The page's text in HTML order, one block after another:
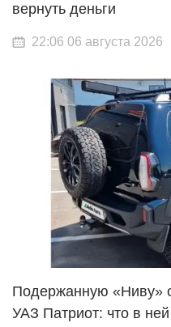
вернуть деньги
22:06 06 августа 2026
Подержанную «Ниву»
УАЗ Патриот: что в